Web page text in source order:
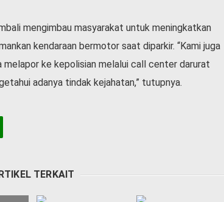
mengimbau masyarakat untuk meningkatkan
kendaraan bermotor saat diparkir. “Kami juga
ke kepolisian melalui call center darurat
adanya tindak kejahatan,” tutupnya.
TERKAIT